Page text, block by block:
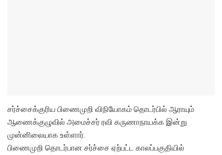
சர்ச்சைக்குரிய பிணைமுறி விநியோகம் தொடர்பில் ஆராயும்
ஆணைக்குழுவில் அமைச்சர் ரவி கருணாநாயக்க இன்று
முன்னிலையாக உள்ளார்.
பிணைமுறி தொடர்பான சர்ச்சை ஏற்பட்ட காலப்பகுதியில்